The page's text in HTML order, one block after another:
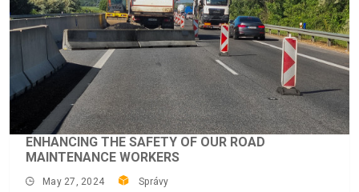
ENHANCING THE SAFETY OF OUR ROAD
MAINTENANCE WORKERS
May 27, 2024 Správy